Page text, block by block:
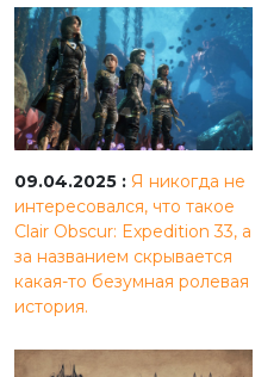
09.04.2025 : Я никогда не
интересовался, что такое
Clair Obscur: Expedition 33, а
за названием скрывается
какая-то безумная ролевая
история.